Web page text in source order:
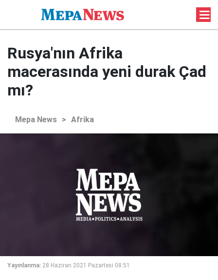
Rusya'nın Afrika
macerasında yeni durak Çad
mı?
Mepa News > Afrika
Yayınlanma: 28 Haziran 2021 Pazartesi 08:51